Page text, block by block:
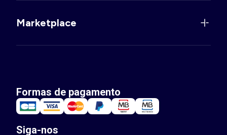
Marketplace
Formas de pagamento
Siga-nos